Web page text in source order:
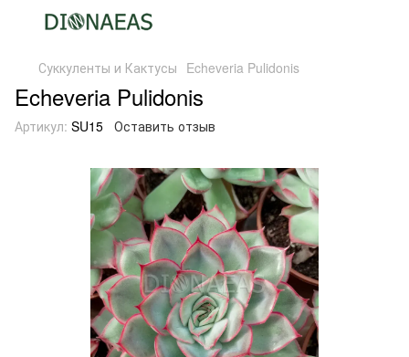
Суккуленты и Кактусы Echeveria Pulidonis
Echeveria Pulidonis
Артикул: SU15 Оставить отзыв